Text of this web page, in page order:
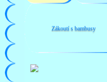
Zákoutí s bambusy